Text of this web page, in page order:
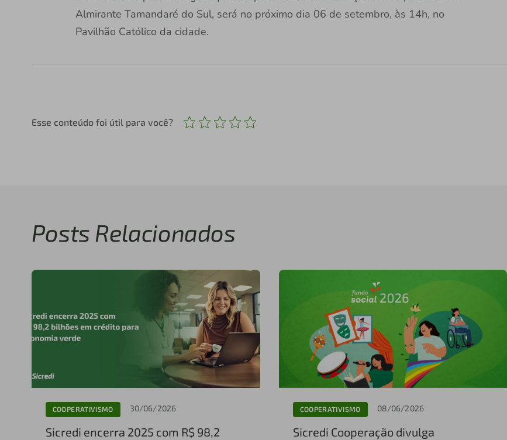
Almirante Tamandaré do Sul, será no próximo dia 06 de setembro, às 14h, no
Pavilhão Católico da cidade.
Esse conteúdo foi útil para você?
Posts Relacionados
COOPERATIVISMO 30/06/2026
Sicredi encerra 2025 com R$ 98,2
COOPERATIVISMO 08/06/2026
Sicredi Cooperação divulga